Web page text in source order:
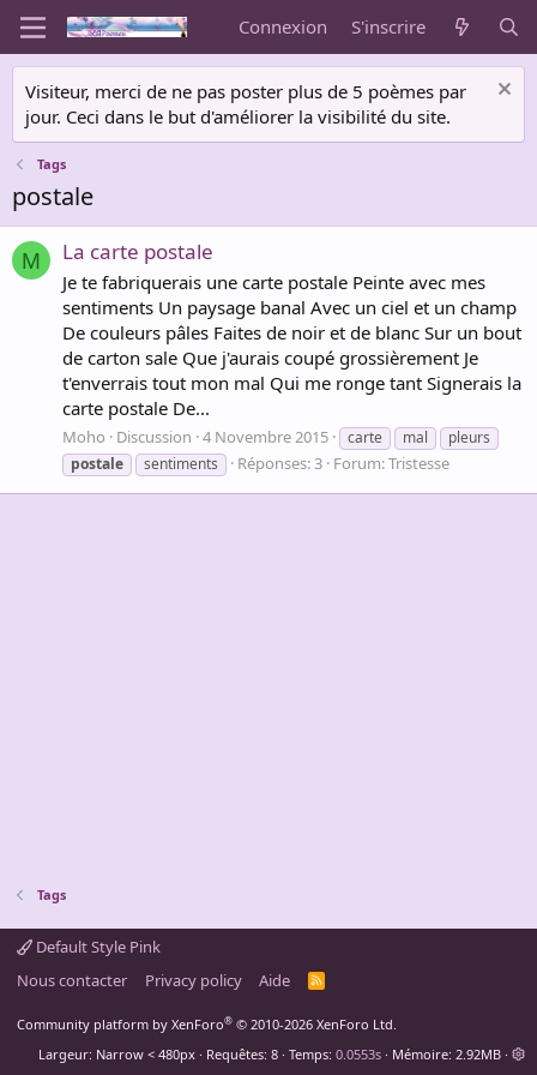
Connexion S'inscrire
Visiteur, merci de ne pas poster plus de 5 poèmes par
jour. Ceci dans le but d'améliorer la visibilité du site.
Tags
postale
M La carte postale
Je te fabriquerais une carte postale Peinte avec mes
sentiments Un paysage banal Avec un ciel et un champ
De couleurs pâles Faites de noir et de blanc Sur un bout
de carton sale Que j'aurais coupé grossièrement Je
t'enverrais tout mon mal Qui me ronge tant Signerais la
carte postale De...
Moho Discussion 4 Novembre 2015 carte mal
pleurs
postale
sentiments Réponses: 3 Forum:Tristesse
Tags
Default Style Pink
Nous contacter
Privacy policy Aide
R
Community platform by XenForo® © 2010-2026 XenForo Ltd.
Largeur
Requêtes 8 Temps 0.0553s Mémoire 2.92MB